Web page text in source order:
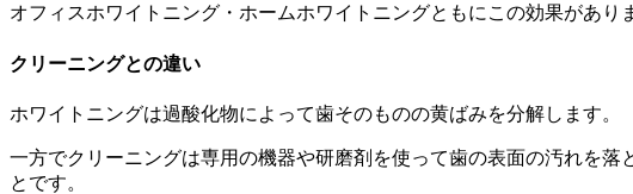
オフィスホワイトニング・ホームホワイトニングともにこの効果があり
クリーニングとの違い
ホワイトニングは過酸化物によって歯そのものの黄ばみを分解します。
一方でクリーニングは専用の機器や研磨剤を使って歯の表面の汚れを
とです。